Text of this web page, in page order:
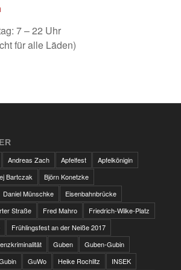
7 – 22 Uhr
für alle Läden)
Andreas Zach Apfelfest
Apfelkönigin
Bartczak
Björn Konetzke
Daniel Münschke
Eisenbahnbrücke
Straße Fred Mahro
Friedrich-Wilke-Platz
Frühlingsfest an der Neiße 2017
Guben
Guben-Gubin
GuWo Heike Rochlitz
INSEK